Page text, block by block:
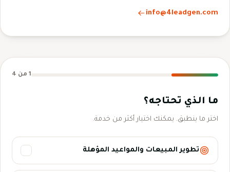
info@4leadgen.com
Company fax
1من 4
ما الذي تحتاجه؟
اختر ما ينطبق. يمكنك اختيار أكثر من خدمة.
تطوير المبيعات والمواعيد المؤهلة